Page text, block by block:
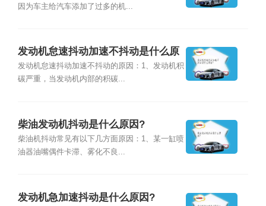
因为车主给汽车添加了过多的机...
发动机怠速抖动加速不抖动是什么原
因?
发动机怠速抖动加速不抖动的原因：1、发动机积
碳严重，当发动机内部的积碳...
柴油发动机抖动是什么原因?
柴油机抖动常见有以下几方面原因：1、某一缸喷
油器油嘴偶件卡滞、雾化不良...
发动机急加速抖动是什么原因?